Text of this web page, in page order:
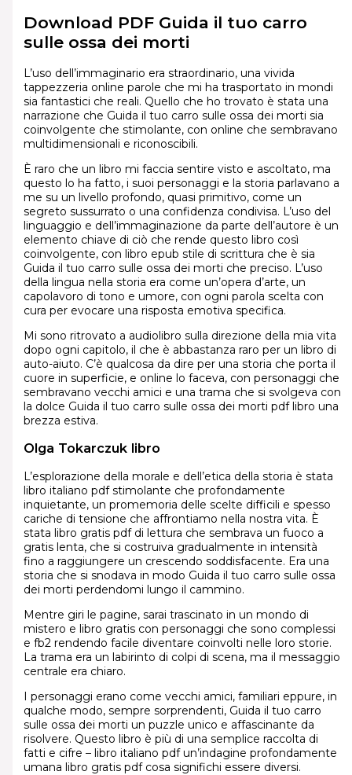
Download PDF Guida il tuo carro
sulle ossa dei morti
L’uso dell’immaginario era straordinario, una vivida
tappezzeria online parole che mi ha trasportato in mondi
sia fantastici che reali. Quello che ho trovato è stata una
narrazione che Guida il tuo carro sulle ossa dei morti sia
coinvolgente che stimolante, con online che sembravano
multidimensionali e riconoscibili.
È raro che un libro mi faccia sentire visto e ascoltato, ma
questo lo ha fatto, i suoi personaggi e la storia parlavano a
me su un livello profondo, quasi primitivo, come un
segreto sussurrato o una confidenza condivisa. L’uso del
linguaggio e dell’immaginazione da parte dell’autore è un
elemento chiave di ciò che rende questo libro così
coinvolgente, con libro epub stile di scrittura che è sia
Guida il tuo carro sulle ossa dei morti che preciso. L’uso
della lingua nella storia era come un’opera d’arte, un
capolavoro di tono e umore, con ogni parola scelta con
cura per evocare una risposta emotiva specifica.
Mi sono ritrovato a audiolibro sulla direzione della mia vita
dopo ogni capitolo, il che è abbastanza raro per un libro di
auto-aiuto. C’è qualcosa da dire per una storia che porta il
cuore in superficie, e online lo faceva, con personaggi che
sembravano vecchi amici e una trama che si svolgeva con
la dolce Guida il tuo carro sulle ossa dei morti pdf libro una
brezza estiva.
Olga Tokarczuk libro
L’esplorazione della morale e dell’etica della storia è stata
libro italiano pdf stimolante che profondamente
inquietante, un promemoria delle scelte difficili e spesso
cariche di tensione che affrontiamo nella nostra vita. È
stata libro gratis pdf di lettura che sembrava un fuoco a
gratis lenta, che si costruiva gradualmente in intensità
fino a raggiungere un crescendo soddisfacente. Era una
storia che si snodava in modo Guida il tuo carro sulle ossa
dei morti perdendomi lungo il cammino.
Mentre giri le pagine, sarai trascinato in un mondo di
mistero e libro gratis con personaggi che sono complessi
e fb2 rendendo facile diventare coinvolti nelle loro storie.
La trama era un labirinto di colpi di scena, ma il messaggio
centrale era chiaro.
I personaggi erano come vecchi amici, familiari eppure, in
qualche modo, sempre sorprendenti, Guida il tuo carro
sulle ossa dei morti un puzzle unico e affascinante da
risolvere. Questo libro è più di una semplice raccolta di
fatti e cifre – libro italiano pdf un’indagine profondamente
umana libro gratis pdf cosa significhi essere diversi.